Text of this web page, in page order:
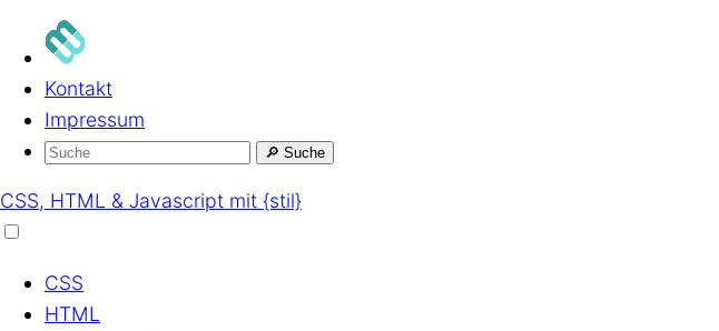
Kontakt
Impressum
🔎 Suche
CSS, HTML & Javascript mit {stil}
CSS
HTML